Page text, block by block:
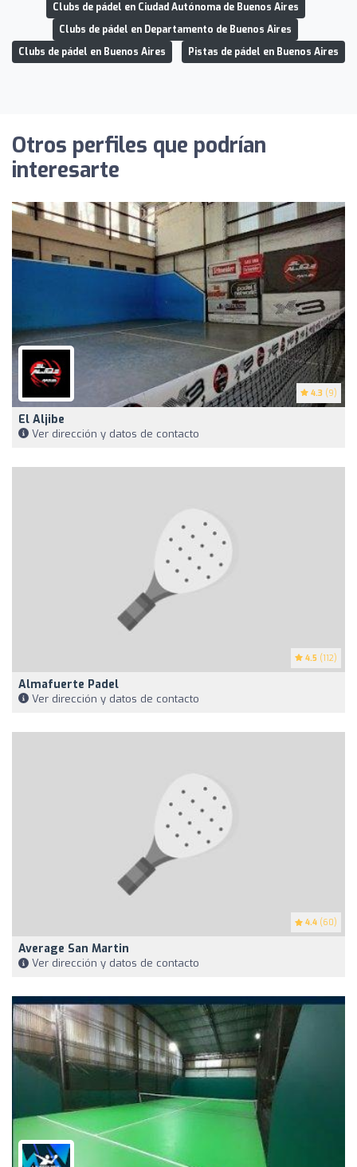
Clubs de pádel en Ciudad Autónoma de Buenos Aires
Clubs de pádel en Departamento de Buenos Aires
Clubs de pádel en Buenos Aires
Pistas de pádel en Buenos Aires
Otros perfiles que podrían
interesarte
4.3 (9)
El Aljibe
Ver dirección y datos de contacto
4.5 (112)
Almafuerte Padel
Ver dirección y datos de contacto
4.4 (60)
Average San Martin
Ver dirección y datos de contacto